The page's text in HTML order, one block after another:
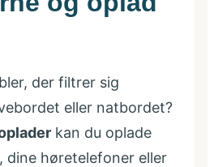
der filtrer sig
eller natbordet?
kan du oplade
dine høretelefoner eller